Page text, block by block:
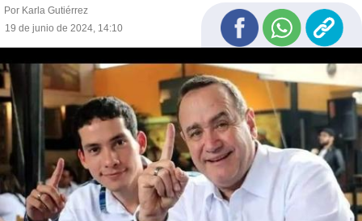
Por Karla Gutiérrez
19 de junio de 2024, 14:10